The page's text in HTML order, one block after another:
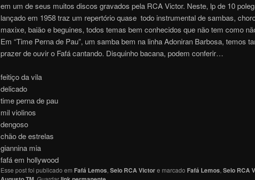
em um de seus muitos discos gravados pela RCA Victor. Neste, lp de 10
lançado em 1958 traz um repertório quase todo instrumental de sambas,
maxixe, baião e beguines, todos temas bem conhecidos que não tem como
Em “Time Perna de Pau”, um samba bem na linha Adoniran Barbosa, temos
prazer de ouvir o Fafá cantando. Disquinho bacana, podem conferir…
feitiço da vila
delicado
time perna de pau
mil violinos
dengoso
chão de estrelas
giannina mia
fafá em hollywood
Esse post foi publicado em Fafá Lemos,Selo RCA Victore marcado Fafá Lemos,Selo RCA